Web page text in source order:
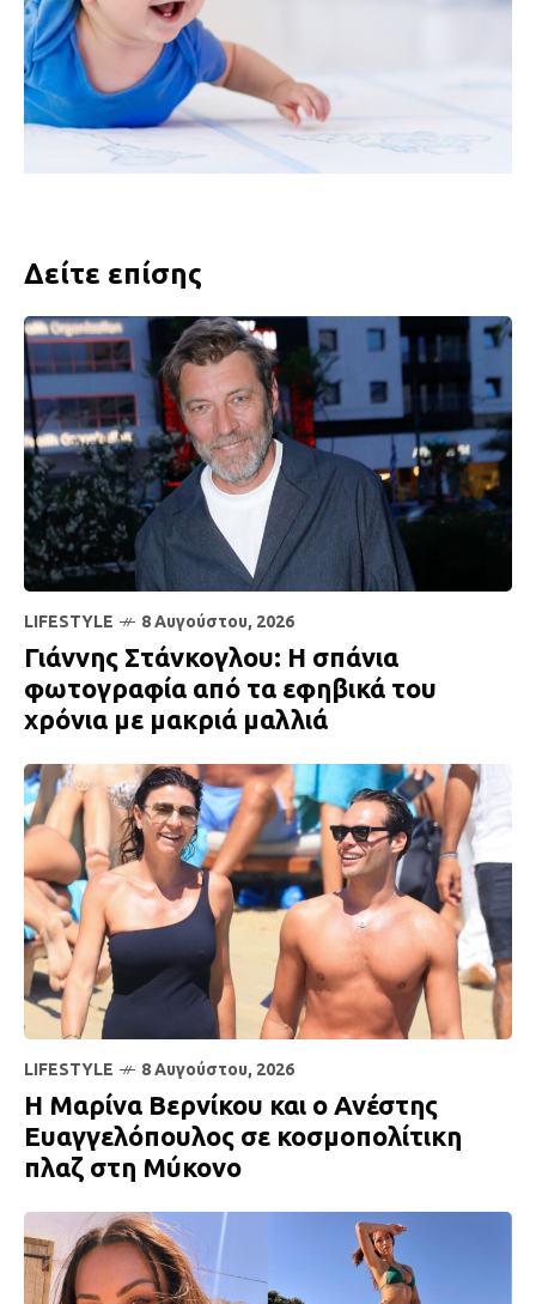
Δείτε επίσης
LIFESTYLE 8 Αυγούστου, 2026
Γιάννης Στάνκογλου: Η σπάνια
φωτογραφία από τα εφηβικά του
χρόνια με μακριά μαλλιά
LIFESTYLE 8 Αυγούστου, 2026
H Μαρίνα Βερνίκου και ο Ανέστης
Ευαγγελόπουλος σε κοσμοπολίτικη
πλαζ στη Μύκονο